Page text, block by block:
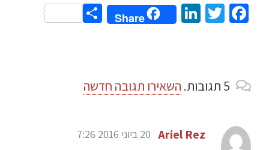
Facebook
Twitter
LinkedIn
Share
Share
5 תגובות. השאירו תגובה חדשה
Ariel Rez 20 ביוני 2016 7:26